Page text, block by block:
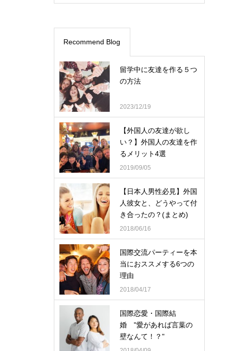
Recommend Blog
留学中に友達を作る５つ
の方法
2023/12/19
【外国人の友達が欲し
い？】外国人の友達を作
るメリット4選
2019/09/05
【日本人男性必見】外国
人彼女と、どうやって付
き合ったの？(まとめ)
2018/06/16
国際交流パーティーを本
当におススメする6つの
理由
2018/04/17
国際恋愛・国際結
婚 "愛があれば言葉の
壁なんて！？"